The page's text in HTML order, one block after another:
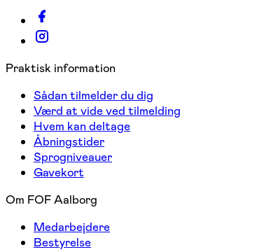
Praktisk information
Sådan tilmelder du dig
Værd at vide ved tilmelding
Hvem kan deltage
Åbningstider
Sprogniveauer
Gavekort
Om FOF Aalborg
Medarbejdere
Bestyrelse